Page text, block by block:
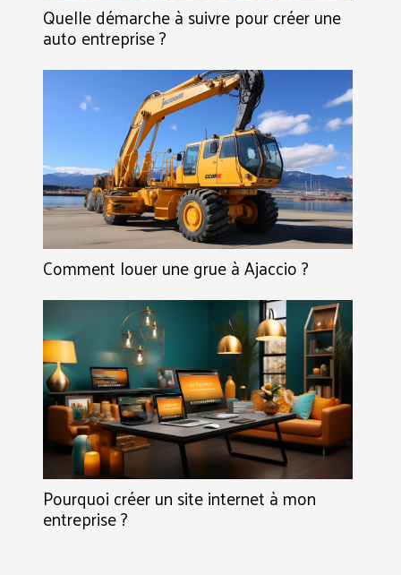
Quelle démarche à suivre pour créer une
auto entreprise ?
Comment louer une grue à Ajaccio ?
Pourquoi créer un site internet à mon
entreprise ?